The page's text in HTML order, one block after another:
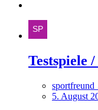
Testspiele
5. August